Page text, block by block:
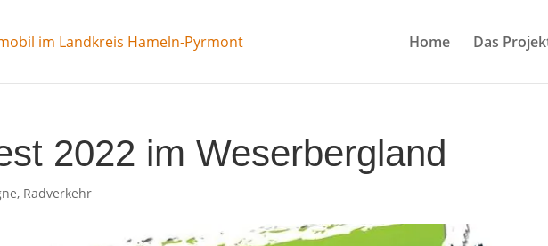
Home Das
2022 im Weserbergland
, Radverkehr